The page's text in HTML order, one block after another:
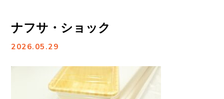
ナフサ・ショック
2026.05.29